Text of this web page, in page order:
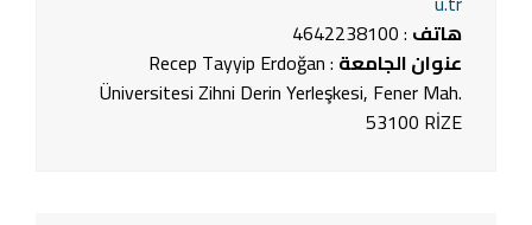
هاتف : 4642238100
عنوان الجامعة : Recep Tayyip Erdoğan
Üniversitesi Zihni Derin Yerleşkesi, Fener Mah.
53100 RİZE